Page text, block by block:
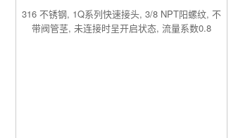
316 不锈钢, 1Q系列快速接头, 3/8 NPT阳螺纹, 不
带阀管茎, 未连接时呈开启状态, 流量系数0.8